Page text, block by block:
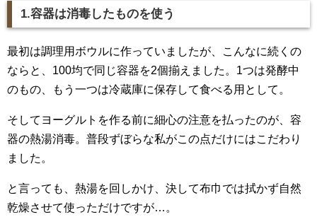
1.容器は消毒したものを使う
最初は調理用ボウルに作っていましたが、こんなに続くの
ならと、100均で同じ容器を2個揃えました。1つは発酵中
のもの、もう一つは冷蔵庫に保存して食べる用として。
そしてヨーグルトを作る前に細心の注意を払ったのが、容
器の熱湯消毒。普段ずぼらな私がこの点だけにはこだわり
ました。
と言っても、熱湯を回しかけ、決して布巾では拭かず自然
乾燥させて使っただけですが…。